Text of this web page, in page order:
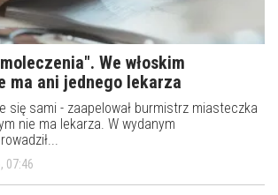
We włoskim
ma ani jednego lekarza
się sami - zaapelował burmistrz miasteczka
nie ma lekarza. W wydanym
07:46